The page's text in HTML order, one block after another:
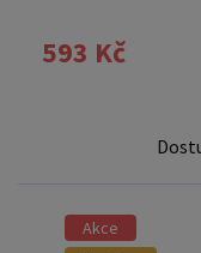
593 Kč
Akce